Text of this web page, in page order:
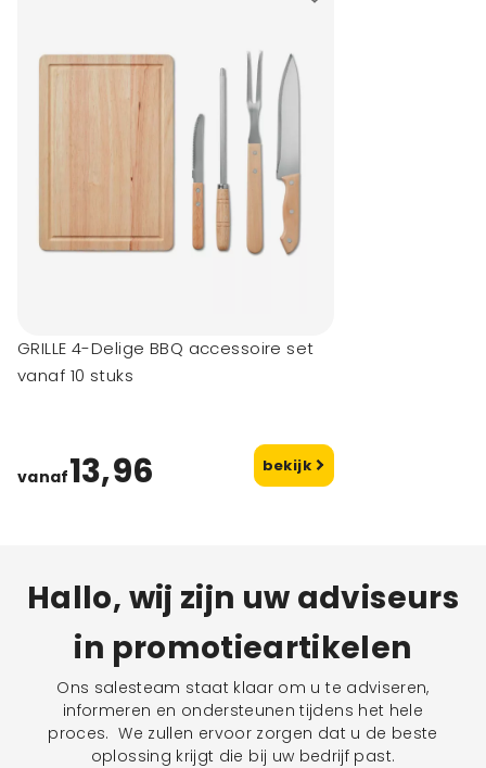
GRILLE 4-Delige BBQ accessoire set
vanaf 10 stuks
vanaf13,96 bekijk
Hallo, wij zijn uw adviseurs
in promotieartikelen
Ons salesteam staat klaar om u te adviseren,
informeren en ondersteunen tijdens het hele
proces. We zullen ervoor zorgen dat u de beste
oplossing krijgt die bij uw bedrijf past.